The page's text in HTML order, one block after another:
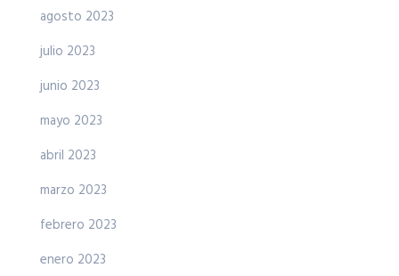
agosto 2023
julio 2023
junio 2023
mayo 2023
abril 2023
marzo 2023
febrero 2023
enero 2023